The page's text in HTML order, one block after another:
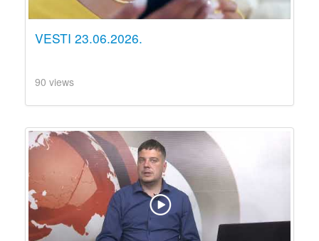
VESTI 23.06.2026.
90 views